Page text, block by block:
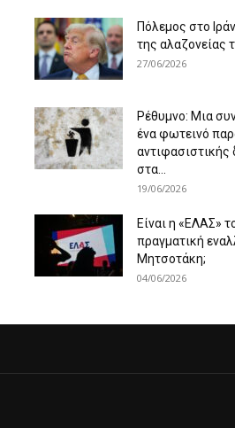
Πόλεμος στο
της αλαζονείας
27/06/2026
Ρέθυμνο: Μια
ένα φωτεινό
στα...
19/06/2026
Είναι η «ΕΛΑΣ»
πραγματική
Μητσοτάκη;
04/06/2026